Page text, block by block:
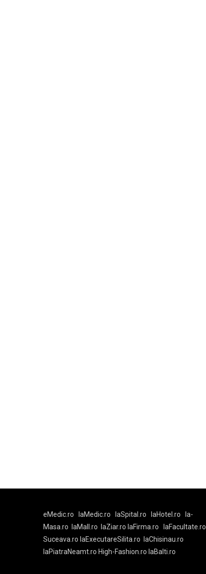
eMedic.ro laMedic.ro laSpital.ro laHotel.ro
la-
Masa.ro
laMall.ro laZiar.ro laFirma.ro laFacultate.ro
Suceava.ro laExecutareSilita.ro
laChisinau.ro
laPiatraNeamt.ro High-Fashion.ro laBalti.ro